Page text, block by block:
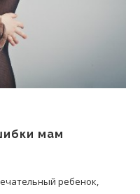
мам
ребенок,